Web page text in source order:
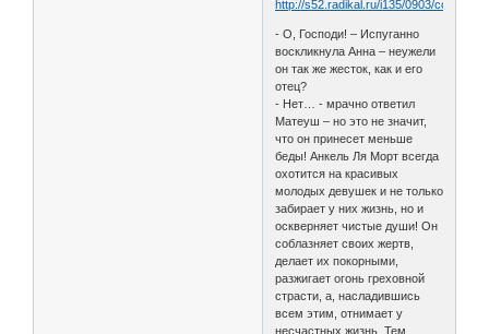
- О, Господи! – Испуганно
воскликнула Анна – неужели
он так же жесток, как и его
отец?
- Нет… - мрачно ответил
Матеуш – но это не значит,
что он принесет меньше
беды! Анкель Ля Морт всегда
охотится на красивых
молодых девушек и не только
забирает у них жизнь, но и
оскверняет чистые души! Он
соблазняет своих жертв,
делает их покорными,
разжигает огонь греховной
страсти, а, насладившись
всем этим, отнимает у
несчастных жизнь. Тем